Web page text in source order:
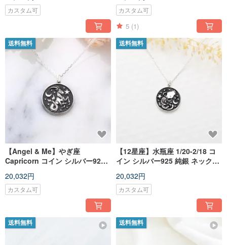
生日プレゼント
カスタム可 カスタム可
5 (1)
送料無料
【Angel & Me】やぎ座
Capricorn コイン シルバー925
ト バレンタインデー プレゼント
20,032円
カスタム可
送料無料
【12星座】水瓶座 1/20-2/18 コ
イン シルバー925 純銀 ネックレ
ンデー 記念日 クリスマス プレゼ
ント
20,032円
カスタム可
送料無料 送料無料